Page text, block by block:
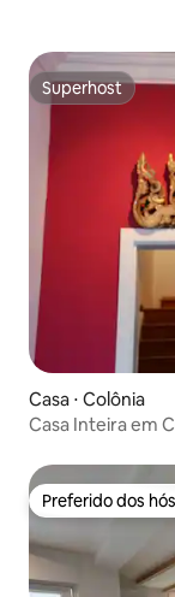
Superhost
Superhost
Casa ⋅ Colônia
Casa Inteira em
Preferido dos
Preferido dos